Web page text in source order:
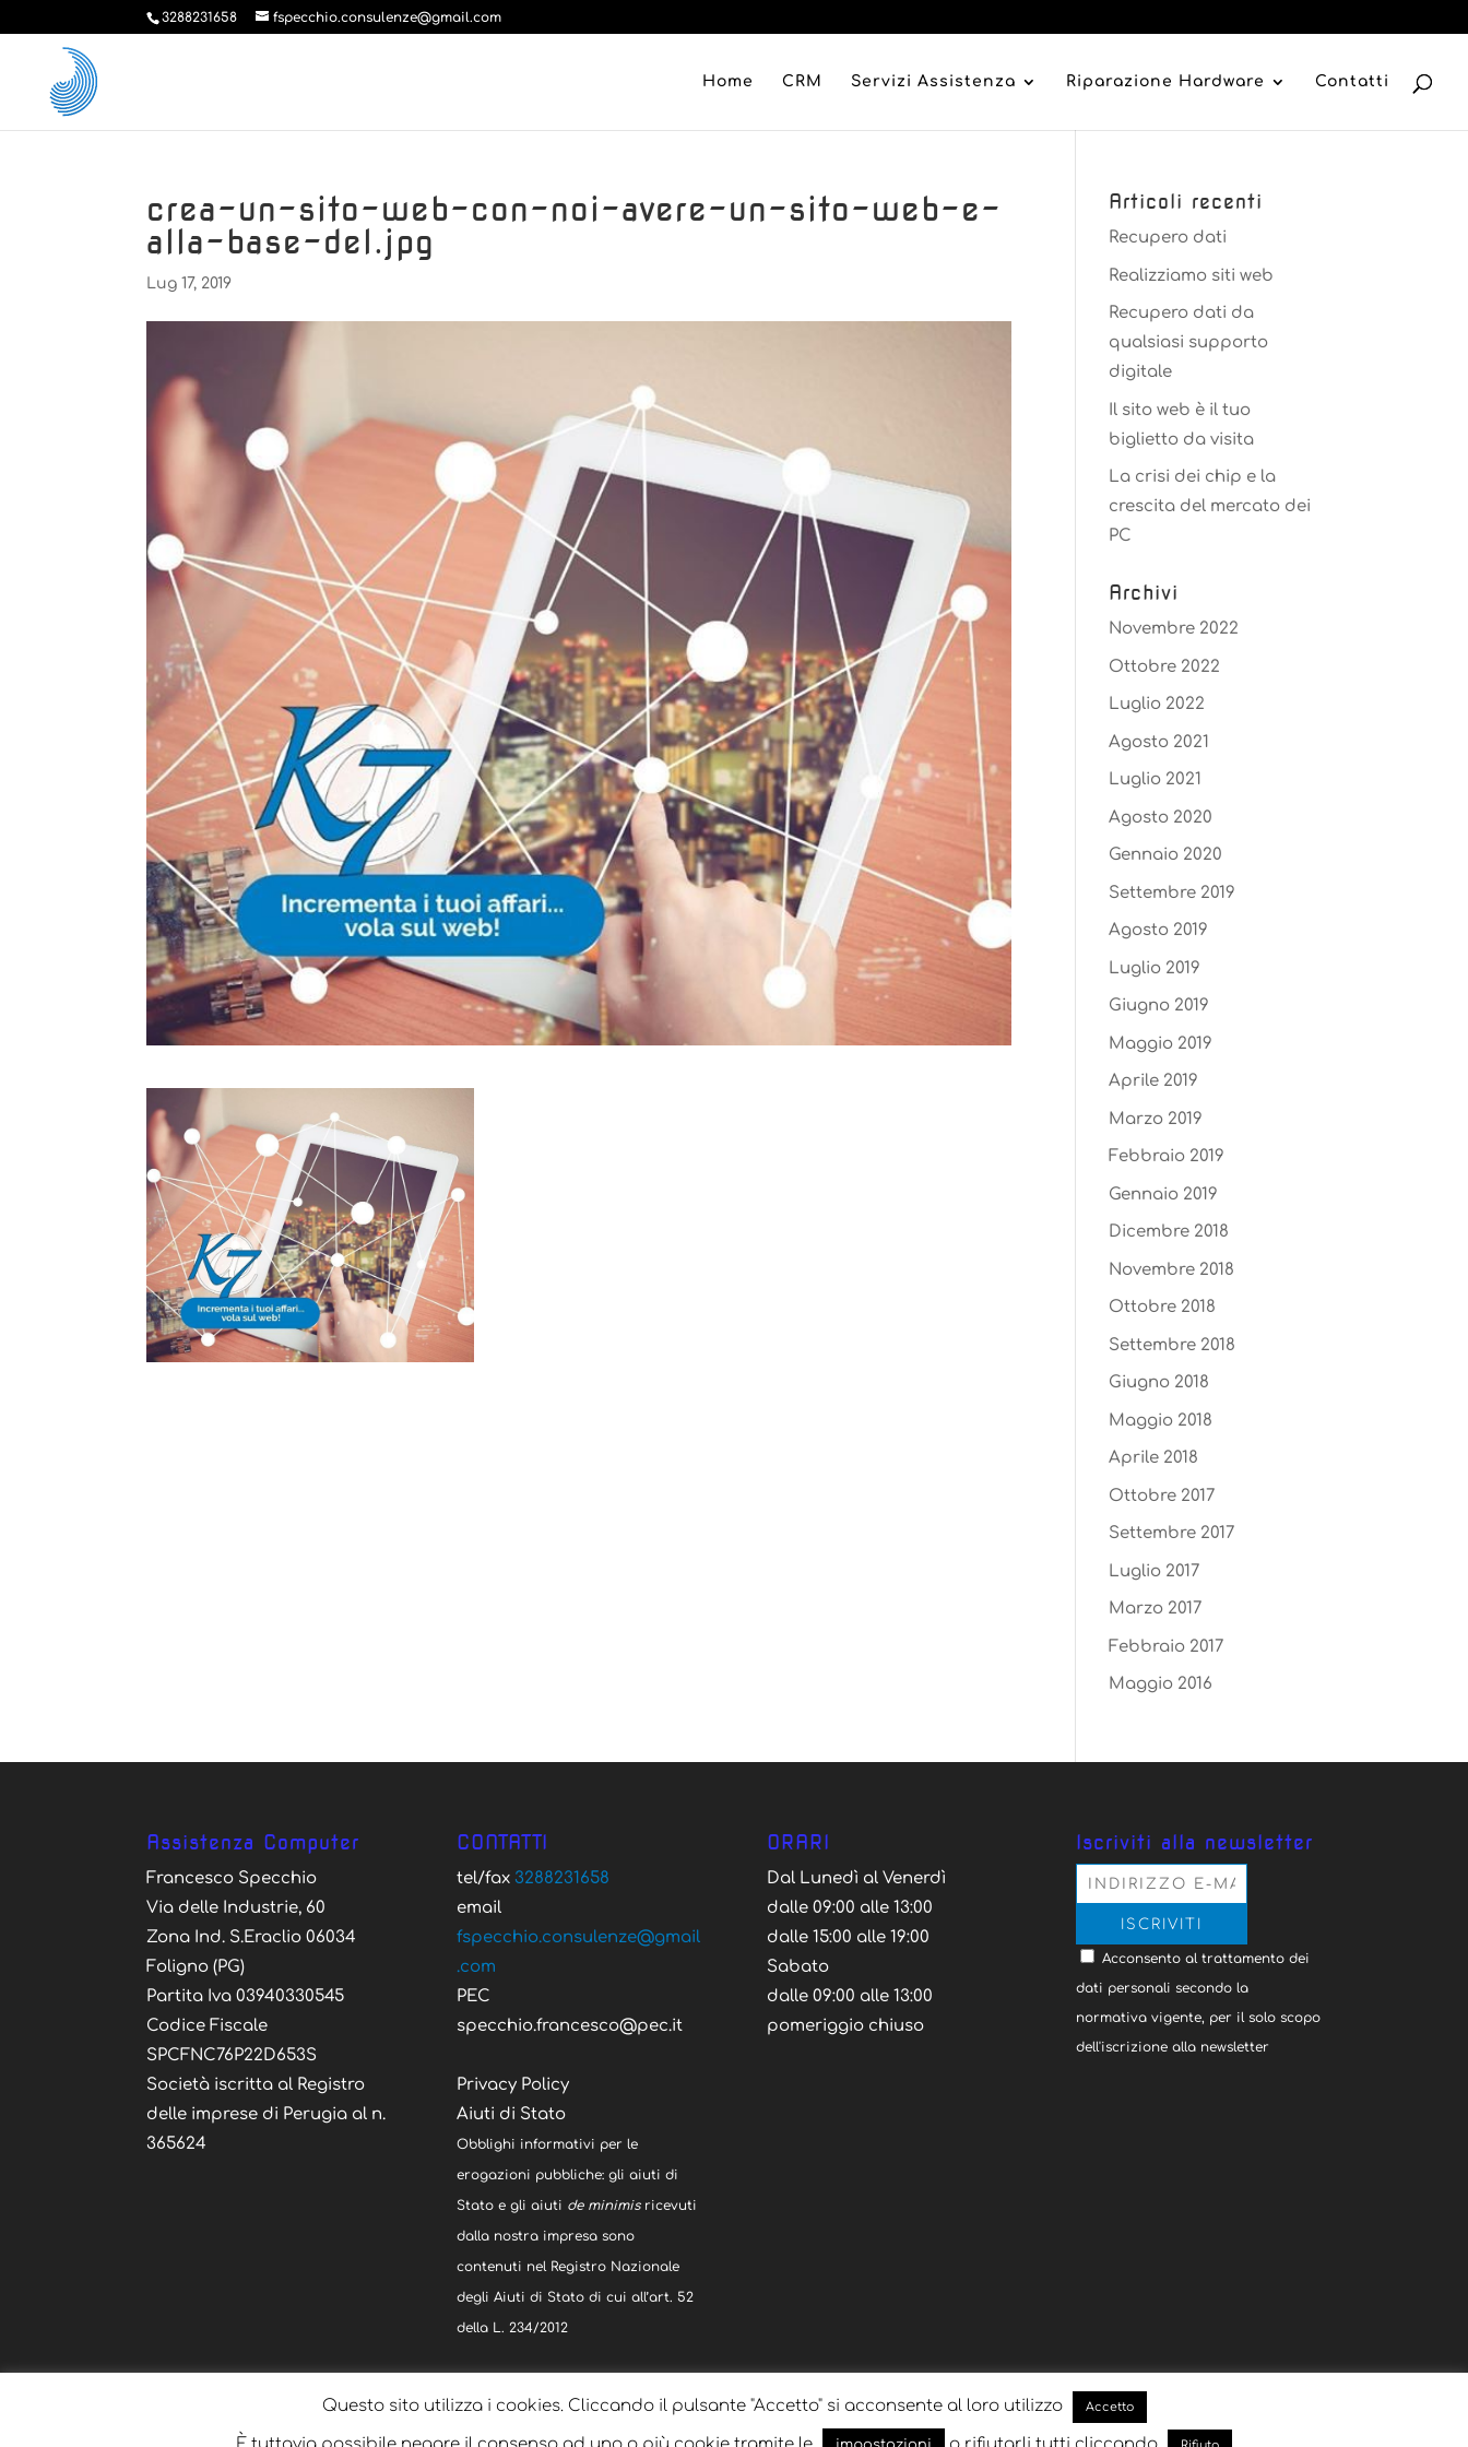
3288231658 fspecchio.consulenze@gmail.com
Home CRM Servizi Assistenza Riparazione Hardware Contatti
crea-un-sito-web-con-noi-avere-un-sito-web-e-
alla-base-del.jpg
Lug 17, 2019
Articoli recenti
Recupero dati
Realizziamo siti web
Recupero dati da
qualsiasi supporto
digitale
Il sito web è il tuo
biglietto da visita
La crisi dei chip e la
crescita del mercato dei
PC
Archivi
Novembre 2022
Ottobre 2022
Luglio 2022
Agosto 2021
Luglio 2021
Agosto 2020
Gennaio 2020
Settembre 2019
Agosto 2019
Luglio 2019
Giugno 2019
Maggio 2019
Aprile 2019
Marzo 2019
Febbraio 2019
Gennaio 2019
Dicembre 2018
Novembre 2018
Ottobre 2018
Settembre 2018
Giugno 2018
Maggio 2018
Aprile 2018
Ottobre 2017
Settembre 2017
Luglio 2017
Marzo 2017
Febbraio 2017
Maggio 2016
Assistenza Computer
Francesco Specchio
Via delle Industrie, 60
Zona Ind. S.Eraclio 06034
Foligno (PG)
Partita Iva 03940330545
Codice Fiscale
SPCFNC76P22D653S
Società iscritta al Registro
delle imprese di Perugia al n.
365624
CONTATTI
tel/fax 3288231658
email
fspecchio.consulenze@gmail
.com
PEC
specchio.francesco@pec.it
Privacy Policy
Aiuti di Stato
Obblighi informativi per le
erogazioni pubbliche: gli aiuti di
Stato e gli aiuti de minimisricevuti
dalla nostra impresa sono
contenuti nel Registro Nazionale
degli Aiuti di Stato di cui all’art. 52
della L. 234/2012
ORARI
Dal Lunedì al Venerdì
dalle 09:00 alle 13:00
dalle 15:00 alle 19:00
Sabato
dalle 09:00 alle 13:00
pomeriggio chiuso
Iscriviti alla newsletter
Acconsento al trattamento dei
dati personali secondo la
normativa vigente, per il solo scopo
dell'iscrizione alla newsletter
Questo sito utilizza i cookies. Cliccando il pulsante "Accetto" si acconsente al loro utilizzo Accetto